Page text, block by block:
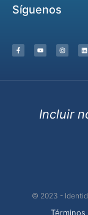
Síguenos
Incluir
© 2023 -
Términos